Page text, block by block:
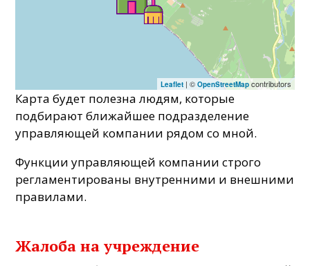
Leaflet| © OpenStreetMapcontributors
Карта будет полезна людям, которые
подбирают ближайшее подразделение
управляющей компании рядом со мной.
Функции управляющей компании строго
регламентированы внутренними и внешними
правилами.
Жалоба на учреждение